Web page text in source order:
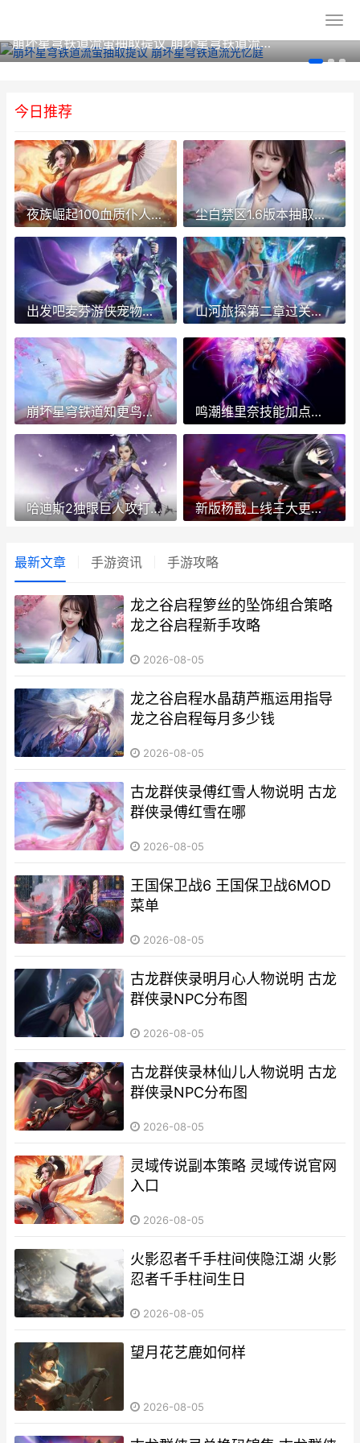
崩坏星穹铁道流萤抽取提议 崩坏星穹铁道流光忆庭
今日推荐
夜族崛起100血质仆人刷新位置概括 夜族崛起100血质代码 尘白禁区1.6版本抽取提议 尘白禁区1.6版本尤弥尔
出发吧麦芬游侠宠物组合提议 出发吧麦芬游侠2转 山河旅探第二章过关策略 山河旅探第二章兑换码
崩坏星穹铁道知更鸟光锥遗器组合提议 崩坏星穹铁道知更鸟唱的歌 鸣潮维里奈技能加点及声骸组合 鸣潮维里奈技能详解
哈迪斯2独眼巨人攻打诀窍 哈迪斯独眼巨人的羊 新版杨戬上线三大更新优化及方法说明 改版后的杨戬
最新文章 手游资讯 手游攻略
龙之谷启程箩丝的坠饰组合策略
龙之谷启程新手攻略
2026-08-05
龙之谷启程水晶葫芦瓶运用指导
龙之谷启程每月多少钱
2026-08-05
古龙群侠录傅红雪人物说明 古龙
群侠录傅红雪在哪
2026-08-05
王国保卫战6 王国保卫战6MOD
菜单
2026-08-05
古龙群侠录明月心人物说明 古龙
群侠录NPC分布图
2026-08-05
古龙群侠录林仙儿人物说明 古龙
群侠录NPC分布图
2026-08-05
灵域传说副本策略 灵域传说官网
入口
2026-08-05
火影忍者千手柱间侠隐江湖 火影
忍者千手柱间生日
2026-08-05
望月花艺鹿如何样
2026-08-05